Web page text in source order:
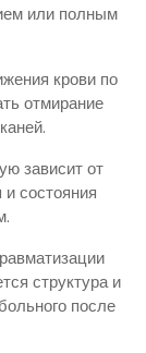
или полным
крови по
отмирание
зависит от
состояния
структура и
после